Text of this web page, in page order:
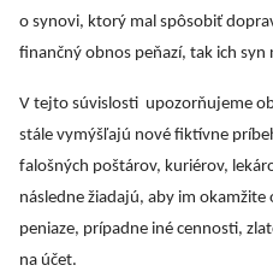
o synovi, ktorý mal spôsobiť
finančný obnos peňazí, tak ich syn
V tejto súvislosti upozorňujeme
stále vymýšľajú nové fiktívne
falošných poštárov, kuriérov,
následne žiadajú, aby im
peniaze, prípadne iné cennosti,
na účet.